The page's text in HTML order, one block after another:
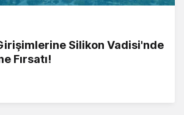
Silikon Vadisi'nde
Fırsatı!